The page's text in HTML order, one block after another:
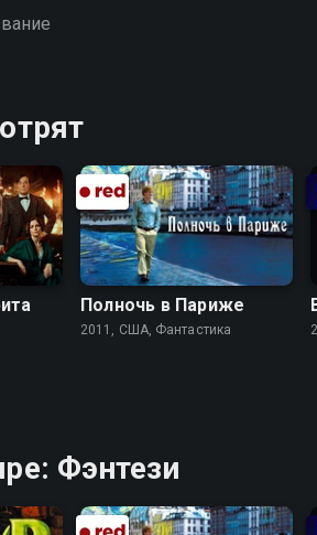
Полночь в Париже
2011, США, Фантастика
Фэнтези